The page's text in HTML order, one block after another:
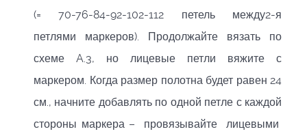
(= 70-76-84-92-102-112 петель между2-я
петлями маркеров). Продолжайте вязать по
схеме A.3, но лицевые петли вяжите с
маркером. Когда размер полотна будет равен 24
см., начните добавлять по одной петле с каждой
стороны маркера – провязывайте лицевыми